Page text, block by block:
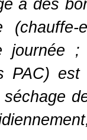
à des
journée
PAC)